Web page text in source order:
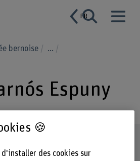
FR
bernoise ...
Espuny
🍪
d'installer des cookies sur